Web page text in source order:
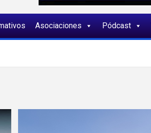
Asociaciones Pódcast